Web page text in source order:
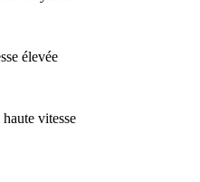
élevée
vitesse